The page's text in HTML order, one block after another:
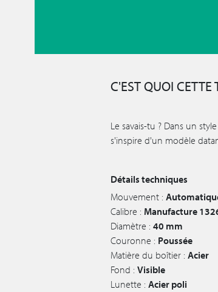
C'EST QUOI CETTE
Le savais-tu ? Dans un
s'inspire d'un modèle
Détails techniques
Mouvement :
Calibre : Manufacture
Diamètre : 40 mm
Couronne : Poussée
Matière du boîtier : Acier
Fond : Visible
Lunette : Acier poli